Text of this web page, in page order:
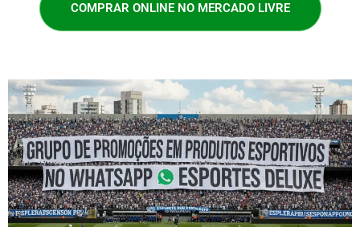
COMPRAR ONLINE NO MERCADO LIVRE